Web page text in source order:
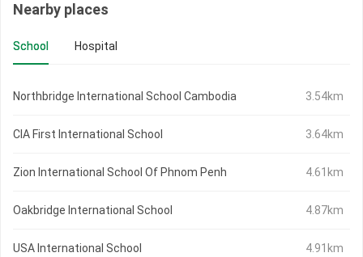
Nearby places
School Hospital
Northbridge International School Cambodia 3.54km
CIA First International School 3.64km
Zion International School Of Phnom Penh 4.61km
Oakbridge International School 4.87km
USA International School 4.91km